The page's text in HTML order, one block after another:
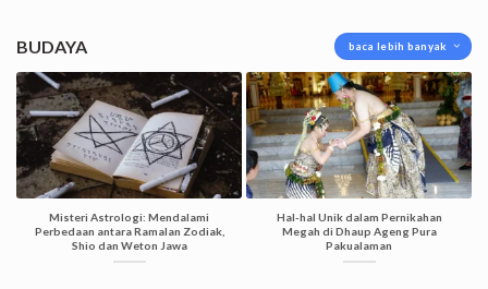
BUDAYA baca lebih banyak
Misteri Astrologi: Mendalami
Perbedaan antara Ramalan Zodiak,
Shio dan Weton Jawa
Hal-hal Unik dalam Pernikahan
Megah di Dhaup Ageng Pura
Pakualaman